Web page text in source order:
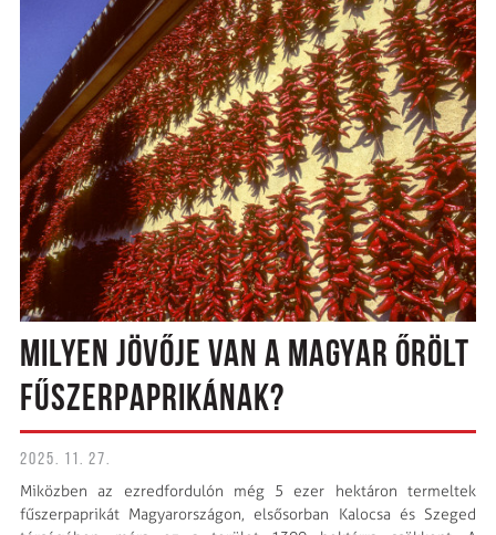
MILYEN JÖVŐJE VAN A MAGYAR ŐRÖLT
FŰSZERPAPRIKÁNAK?
2025. 11. 27.
Miközben az ezredfordulón még 5 ezer hektáron termeltek
fűszerpaprikát Magyarországon, elsősorban Kalocsa és Szeged